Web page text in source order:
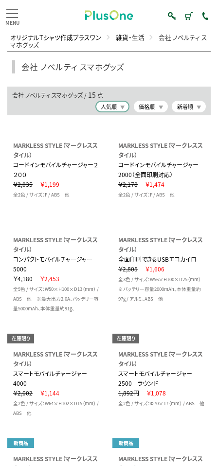
オリジナルTシャツ作成プラスワン 雑貨・生活 会社 ノベルティ ス
マホグッズ
会社 ノベルティ スマホグッズ
会社 ノベルティ スマホグッズ / 15 点
人気順 価格順 新着順
MARKLESS STYLE（マークレスス
タイル）
コードインモバイルチャージャー２
２００
￥2,035
￥1,199
全2色 / サイズ：F / ABS 他
MARKLESS STYLE（マークレスス
タイル）
コードインモバイルチャージャー
2000（全面印刷対応）
￥2,178
￥1,474
全2色 / サイズ：F / ABS 他
MARKLESS STYLE（マークレスス
タイル）
コンパクトモバイルチャージャー
5000
￥4,180
￥2,453
全5色 / サイズ：W50×H100×D13（mm） /
ABS 他 ※最大出力2.0A、バッテリー容
量5000mAh、本体重量約91g、
MARKLESS STYLE（マークレスス
タイル）
全面印刷できるUSBエコカイロ
￥2,805
￥1,606
全3色 / サイズ：W56×H100×D25（mm）
※バッテリー容量2000mAh、本体重量約
97g / アルミ、ABS 他
在庫限り
MARKLESS STYLE（マークレスス
タイル）
スマートモバイルチャージャー
4000
￥2,002
￥1,144
全2色 / サイズ：W64×H102×D15（mm） /
ABS 他
在庫限り
MARKLESS STYLE（マークレスス
タイル）
スマートモバイルチャージャー
2500 ラウンド
1,892円
￥1,078
全2色 / サイズ：Φ70×17（mm） / ABS 他
新商品
MARKLESS STYLE（マークレスス
新商品
MARKLESS STYLE（マークレスス